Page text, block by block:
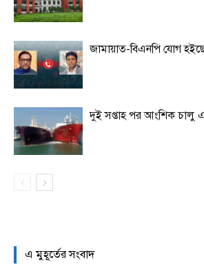
জামায়াত-বিএনপি যোগ
দুই সপ্তাহ পর আংশিক চালু
এ মুহূর্তের সংবাদ